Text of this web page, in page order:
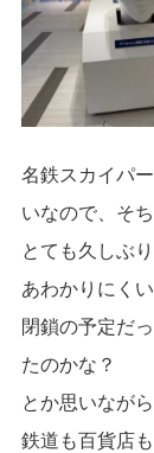
名鉄スカイパ
いなので、そ
とても久しぶ
あわかりにくい
閉鎖の予定だ
たのかな？
とか思いなが
鉄道も百貨店も